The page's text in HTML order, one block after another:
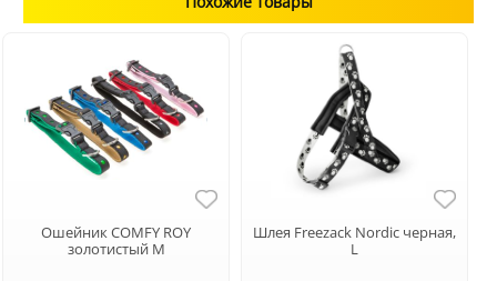
Ошейник COMFY ROY
золотистый M
Шлея Freezack Nordic черная,
L